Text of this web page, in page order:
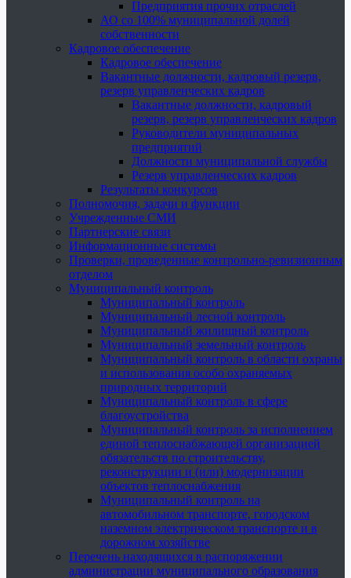
Предприятия прочих отраслей
АО со 100% муниципальной долей
собственности
Кадровое обеспечение
Кадровое обеспечение
Вакантные должности, кадровый резерв,
резерв управленческих кадров
Вакантные должности, кадровый
резерв, резерв управленческих кадров
Руководители муниципальных
предприятий
Должности муниципальной службы
Резерв управленческих кадров
Результаты конкурсов
Полномочия, задачи и функции
Учрежденные СМИ
Партнерские связи
Информационные системы
Проверки, проведенные контрольно-ревизионным
отделом
Муниципальный контроль
Муниципальный контроль
Муниципальный лесной контроль
Муниципальный жилищный контроль
Муниципальный земельный контроль
Муниципальный контроль в области охраны
и использования особо охраняемых
природных территорий
Муниципальный контроль в сфере
благоустройства
Муниципальный контроль за исполнением
единой теплоснабжающей организацией
обязательств по строительству,
реконструкции и (или) модернизации
объектов теплоснабжения
Муниципальный контроль на
автомобильном транспорте, городском
наземном электрическом транспорте и в
дорожном хозяйстве
Перечень находящихся в распоряжении
администрации муниципального образования